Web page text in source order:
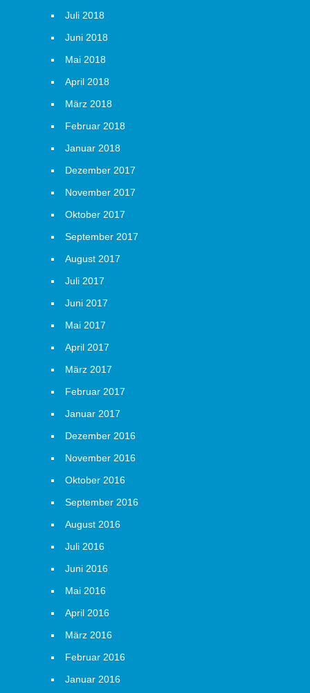
Juli 2018
Juni 2018
Mai 2018
April 2018
März 2018
Februar 2018
Januar 2018
Dezember 2017
November 2017
Oktober 2017
September 2017
August 2017
Juli 2017
Juni 2017
Mai 2017
April 2017
März 2017
Februar 2017
Januar 2017
Dezember 2016
November 2016
Oktober 2016
September 2016
August 2016
Juli 2016
Juni 2016
Mai 2016
April 2016
März 2016
Februar 2016
Januar 2016